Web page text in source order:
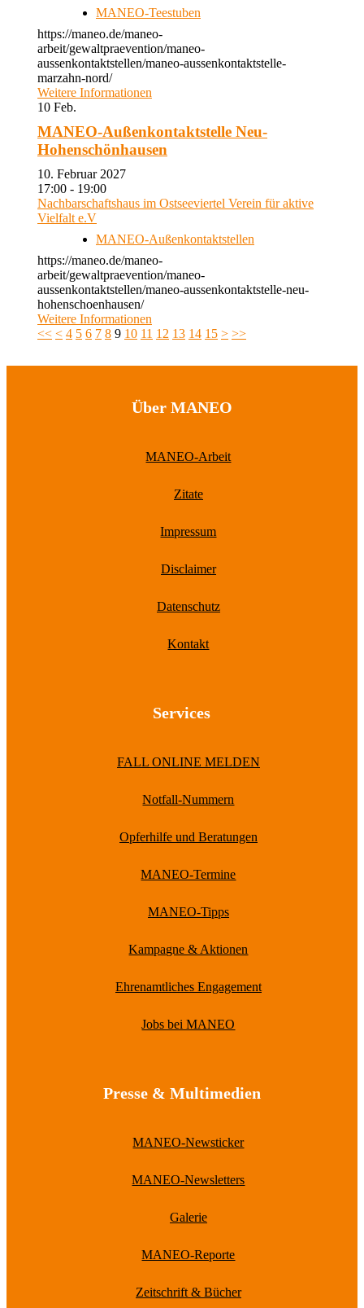
MANEO-Teestuben
https://maneo.de/maneo-
arbeit/gewaltpraevention/maneo-
aussenkontaktstellen/maneo-aussenkontaktstelle-
marzahn-nord/
Weitere Informationen
10 Feb.
MANEO-Außenkontaktstelle Neu-
Hohenschönhausen
10. Februar 2027
17:00 - 19:00
Nachbarschaftshaus im Ostseeviertel Verein für aktive
Vielfalt e.V
MANEO-Außenkontaktstellen
https://maneo.de/maneo-
arbeit/gewaltpraevention/maneo-
aussenkontaktstellen/maneo-aussenkontaktstelle-neu-
hohenschoenhausen/
Weitere Informationen
<< < 4 5 6 7 8 9 10 11 12 13 14 15 > >>
Über MANEO
MANEO-Arbeit
Zitate
Impressum
Disclaimer
Datenschutz
Kontakt
Services
FALL ONLINE MELDEN
Notfall-Nummern
Opferhilfe und Beratungen
MANEO-Termine
MANEO-Tipps
Kampagne & Aktionen
Ehrenamtliches Engagement
Jobs bei MANEO
Presse & Multimedien
MANEO-Newsticker
MANEO-Newsletters
Galerie
MANEO-Reporte
Zeitschrift & Bücher